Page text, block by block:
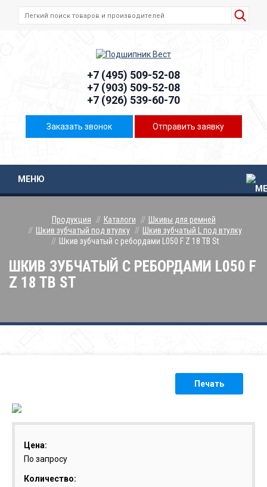
+7 (495) 509-52-08
+7 (903) 509-52-08
+7 (926) 539-60-70
Заказать звонок Отправить заявку
МЕНЮ
Продукция Каталоги
Шкивы для ремней
Шкив зубчатый под втулку
Шкив зубчатый L под втулку
Шкив зубчатый с ребордами L050 F Z 18 TB St
ШКИВ ЗУБЧАТЫЙ С РЕБОРДАМИ L050 F
Z 18 TB ST
Печать
Цена:
По запросу
Количество: